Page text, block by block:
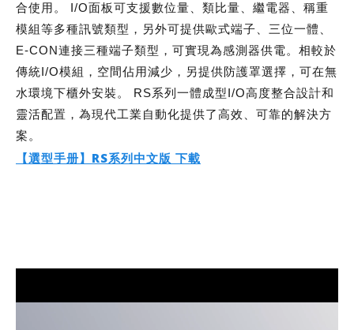
合使用。 I/O面板可支援數位量、類比量、繼電器、稱重
模組等多種訊號類型，另外可提供歐式端子、三位一體、
E-CON連接三種端子類型，可實現為感測器供電。相較於
傳統I/O模組，空間佔用減少，另提供防護罩選擇，可在無
水環境下櫃外安裝。 RS系列一體成型I/O高度整合設計和
靈活配置，為現代工業自動化提供了高效、可靠的解決方
案。
【選型手册】RS系列中文版 下載